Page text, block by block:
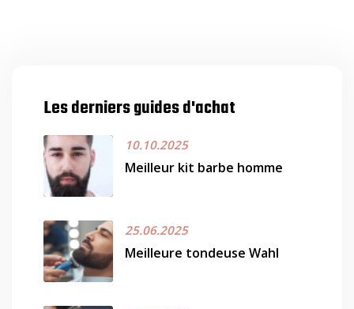
Les derniers guides d'achat
10.10.2025
Meilleur kit barbe homme
25.06.2025
Meilleure tondeuse Wahl